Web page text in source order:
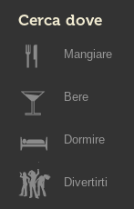
Cerca dove
Mangiare
Bere
Dormire
Divertirti